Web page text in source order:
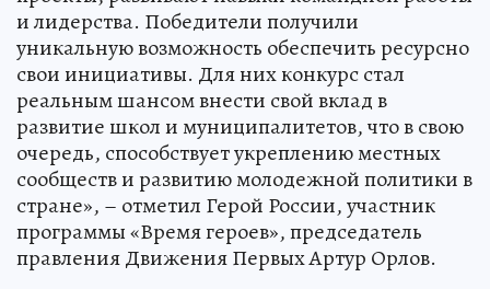
и лидерства. Победители получили
уникальную возможность обеспечить ресурсно
свои инициативы. Для них конкурс стал
реальным шансом внести свой вклад в
развитие школ и муниципалитетов, что в свою
очередь, способствует укреплению местных
сообществ и развитию молодежной политики в
стране», – отметил Герой России, участник
программы «Время героев», председатель
правления Движения Первых Артур Орлов.